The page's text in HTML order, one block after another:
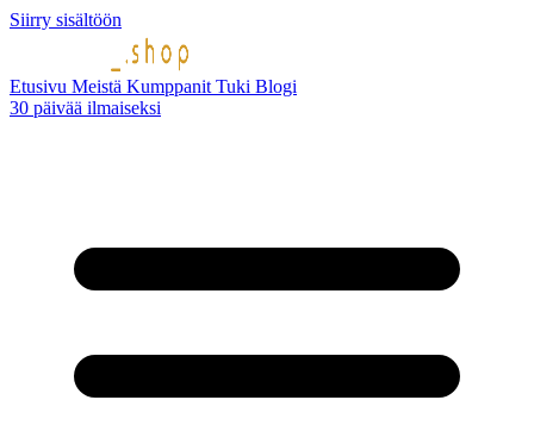
Siirry sisältöön
Etusivu Meistä Kumppanit Tuki Blogi
30 päivää ilmaiseksi